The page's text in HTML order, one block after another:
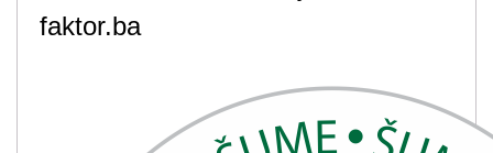
faktor.ba